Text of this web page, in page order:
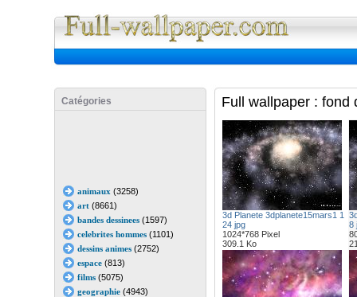
Catégories
animaux (3258)
art(8661)
bandes dessinees(1597)
celebrites hommes(1101)
dessins animes(2752)
espace(813)
films(5075)
geographie(4943)
Full wallpaper : fond
3d Planete 3dplanete15mars1 1
24 jpg
1024*768 Pixel
309.1 Ko
8